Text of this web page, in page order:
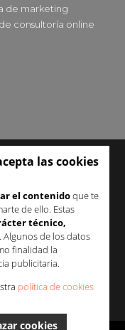
las cookies
el contenidoque te
de ello. Estas
técnico,
Algunos de los datos
finalidad la
publicitaria.
política de cookies
cookies
de marketing
consultoría online